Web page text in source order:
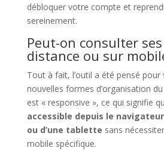
débloquer votre compte et
sereinement.
Peut-on consulter
distance ou sur
Tout à fait, l’outil a été pensé pour
nouvelles formes d’organisation
est « responsive », ce qui signifie
accessible depuis le
ou d’une tablette sans
mobile spécifique.